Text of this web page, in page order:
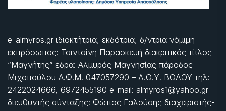
e-almyros.gr ιδιοκτήτρια, εκδότρια, δ/ντρια νόμιμη
εκπρόσωπος: Τσιντσίνη Παρασκευή διακριτικός τίτλος
“Μαγνήτης” έδρα: Αλμυρός Μαγνησίας πάροδος
Μιχοπούλου Α.Φ.Μ. 047057290 – Δ.Ο.Υ. ΒΟΛΟΥ τηλ:
2422024666, 6972455190 e-mail: almyros1@yahoo.gr
διευθυντής σύνταξης: Φώτιος Γαλούσης διαχειριστής-